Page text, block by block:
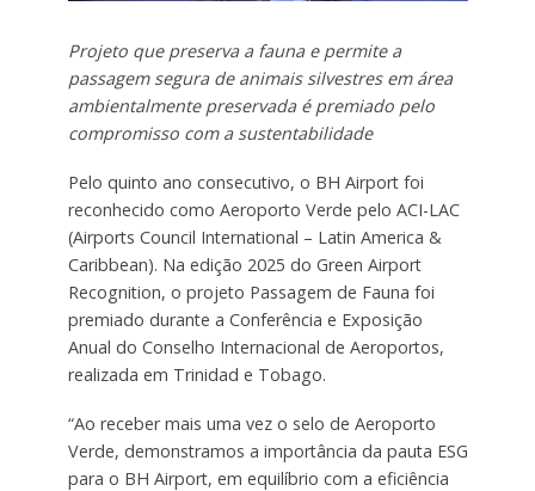
Projeto que preserva a fauna e permite a
passagem segura de animais silvestres em área
ambientalmente preservada é premiado pelo
compromisso com a sustentabilidade
Pelo quinto ano consecutivo, o BH Airport foi
reconhecido como Aeroporto Verde pelo ACI-LAC
(Airports Council International – Latin America &
Caribbean). Na edição 2025 do Green Airport
Recognition, o projeto Passagem de Fauna foi
premiado durante a Conferência e Exposição
Anual do Conselho Internacional de Aeroportos,
realizada em Trinidad e Tobago.
“Ao receber mais uma vez o selo de Aeroporto
Verde, demonstramos a importância da pauta ESG
para o BH Airport, em equilíbrio com a eficiência